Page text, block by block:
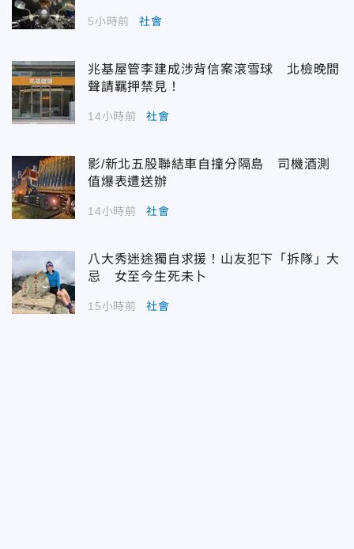
5小時前 社會
兆基屋管李建成涉背信案滾雪球 北檢晚間
聲請羈押禁見！
14小時前 社會
影/新北五股聯結車自撞分隔島 司機酒測
值爆表遭送辦
14小時前 社會
八大秀迷途獨自求援！山友犯下「拆隊」大
忌 女至今生死未卜
15小時前 社會